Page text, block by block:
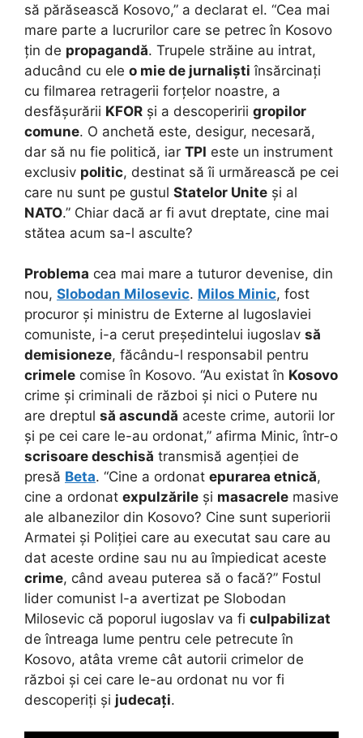
să părăsească Kosovo,” a declarat el. “Cea mai
mare parte a lucrurilor care se petrec în Kosovo
țin de propagandă. Trupele străine au intrat,
aducând cu ele o mie de jurnaliști însărcinați
cu filmarea retragerii forțelor noastre, a
desfășurării KFOR și a descoperirii gropilor
comune. O anchetă este, desigur, necesară,
dar să nu fie politică, iar TPI este un instrument
exclusiv politic, destinat să îi urmărească pe cei
care nu sunt pe gustul Statelor Unite și al
NATO.” Chiar dacă ar fi avut dreptate, cine mai
stătea acum sa-l asculte?
Problema cea mai mare a tuturor devenise, din
nou, Slobodan Milosevic. Milos Minic, fost
procuror și ministru de Externe al Iugoslaviei
comuniste, i-a cerut președintelui iugoslav să
demisioneze, făcându-l responsabil pentru
crimele comise în Kosovo. “Au existat în Kosovo
crime și criminali de război și nici o Putere nu
are dreptul să ascundă aceste crime, autorii lor
și pe cei care le-au ordonat,” afirma Minic, într-o
scrisoare deschisă transmisă agenției de
presă Beta. “Cine a ordonat epurarea etnică,
cine a ordonat expulzările și masacrele masive
ale albanezilor din Kosovo? Cine sunt superiorii
Armatei și Poliției care au executat sau care au
dat aceste ordine sau nu au împiedicat aceste
crime, când aveau puterea să o facă?” Fostul
lider comunist l-a avertizat pe Slobodan
Milosevic că poporul iugoslav va fi culpabilizat
de întreaga lume pentru cele petrecute în
Kosovo, atâta vreme cât autorii crimelor de
război și cei care le-au ordonat nu vor fi
descoperiți și judecați.